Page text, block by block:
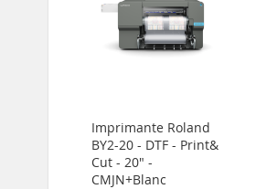
Imprimante Roland
BY2-20 - DTF - Print&
Cut - 20" -
CMJN+Blanc